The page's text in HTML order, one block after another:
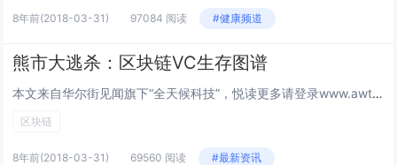
8年前(2018-03-31) 97084 阅读 #健康频道
熊市大逃杀：区块链VC生存图谱
本文来自华尔街见闻旗下“全天候科技”，悦读更多请登录www.awtmt.com比特币的熊市仍在持续。截至3月30日，比特币价格跌破7000美元。今年1月，比特币一度涨到13万元人民币/个，硅谷VC投资人Jon开始莫名焦虑：如果有一天，比特币...
区块链
8年前(2018-03-31) 69560 阅读 #最新资讯